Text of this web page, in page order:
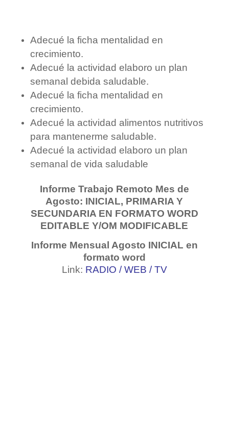
Adecué la ficha mentalidad en
crecimiento.
Adecué la actividad elaboro un plan
semanal debida saludable.
Adecué la ficha mentalidad en
crecimiento.
Adecué la actividad alimentos nutritivos
para mantenerme saludable.
Adecué la actividad elaboro un plan
semanal de vida saludable
Informe Trabajo Remoto Mes de
Agosto: INICIAL, PRIMARIA Y
SECUNDARIA EN FORMATO WORD
EDITABLE Y/OM MODIFICABLE
Informe Mensual Agosto INICIAL en
formato word
Link: RADIO /WEB /TV